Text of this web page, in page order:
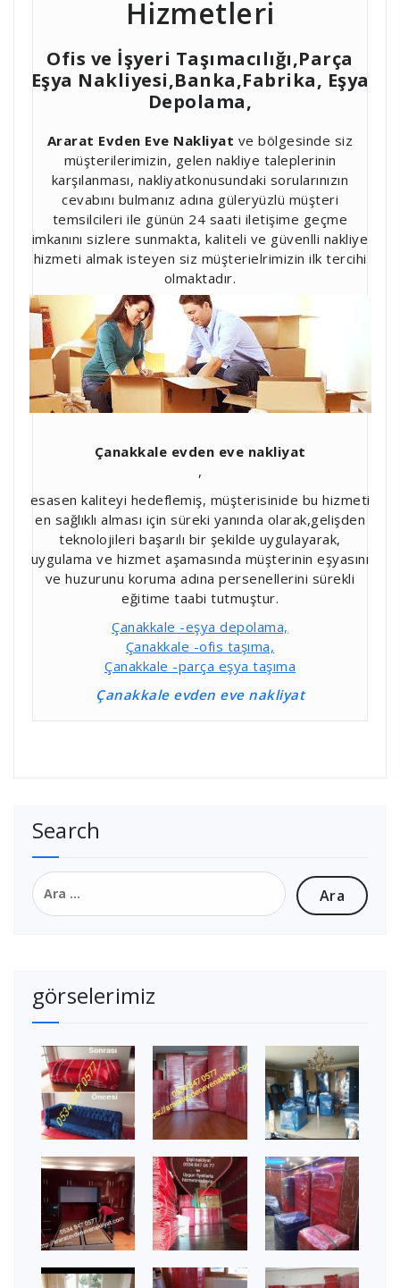
Hizmetleri
Ofis ve İşyeri Taşımacılığı,Parça
Eşya Nakliyesi,Banka,Fabrika, Eşya
Depolama,
Ararat Evden Eve Nakliyat ve bölgesinde siz
müşterilerimizin, gelen nakliye taleplerinin
karşılanması, nakliyatkonusundaki sorularınızın
cevabını bulmanız adına güleryüzlü müşteri
temsilcileri ile günün 24 saati iletişime geçme
imkanını sizlere sunmakta, kaliteli ve güvenlli nakliye
hizmeti almak isteyen siz müşterielrimizin ilk tercihi
olmaktadır.
Çanakkale evden eve nakliyat
,
esasen kaliteyi hedeflemiş, müşterisinide bu hizmeti
en sağlıklı alması için süreki yanında olarak,gelişden
teknolojileri başarılı bir şekilde uygulayarak,
uygulama ve hizmet aşamasında müşterinin eşyasını
ve huzurunu koruma adına persenellerini sürekli
eğitime taabi tutmuştur.
Çanakkale -eşya depolama,
Çanakkale -ofis taşıma,
Çanakkale -parça eşya taşıma
Çanakkale evden eve nakliyat
Search
Arama:
görselerimiz